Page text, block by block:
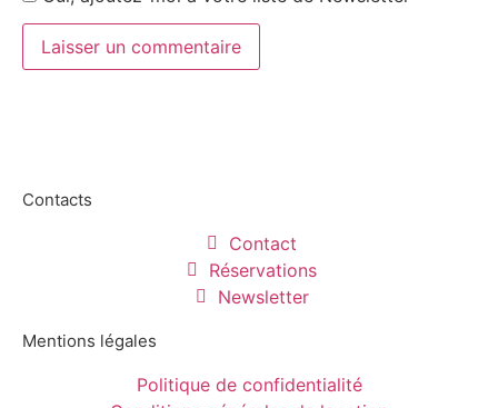
Contacts
Contact
Réservations
Newsletter
Mentions légales
Politique de confidentialité